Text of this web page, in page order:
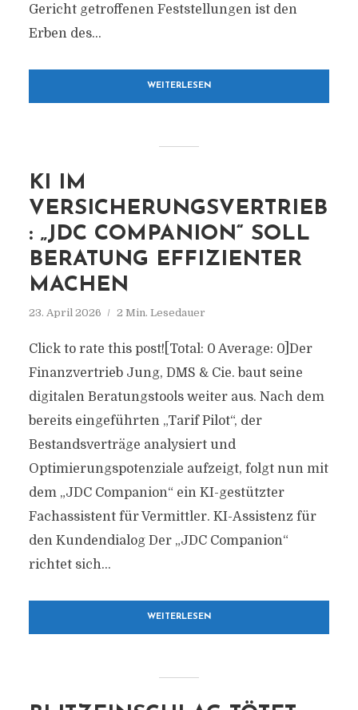
Gericht getroffenen Feststellungen ist den
Erben des...
WEITERLESEN
KI IM
VERSICHERUNGSVERTRIEB
: „JDC COMPANION“ SOLL
BERATUNG EFFIZIENTER
MACHEN
23. April 2026 2 Min. Lesedauer
Click to rate this post![Total: 0 Average: 0]Der
Finanzvertrieb Jung, DMS & Cie. baut seine
digitalen Beratungstools weiter aus. Nach dem
bereits eingeführten „Tarif Pilot“, der
Bestandsverträge analysiert und
Optimierungspotenziale aufzeigt, folgt nun mit
dem „JDC Companion“ ein KI-gestützter
Fachassistent für Vermittler. KI-Assistenz für
den Kundendialog Der „JDC Companion“
richtet sich...
WEITERLESEN